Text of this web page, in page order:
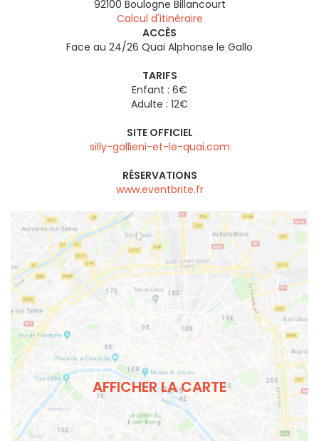
92100 Boulogne Billancourt
Calcul d'itinéraire
ACCÈS
Face au 24/26 Quai Alphonse le Gallo
TARIFS
Enfant : 6€
Adulte : 12€
SITE OFFICIEL
silly-gallieni-et-le-quai.com
RÉSERVATIONS
www.eventbrite.fr
AFFICHER LA CARTE